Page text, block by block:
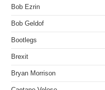
Bob Ezrin
Bob Geldof
Bootlegs
Brexit
Bryan Morrison